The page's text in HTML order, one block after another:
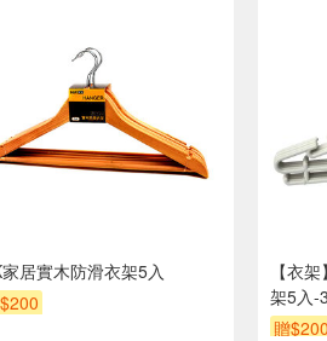
居實木防滑衣架5入
【衣
架5入-
贈$200